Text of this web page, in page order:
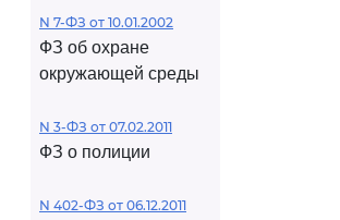
N 7-ФЗ от 10.01.2002
ФЗ об охране
окружающей среды
N 3-ФЗ от 07.02.2011
ФЗ о полиции
N 402-ФЗ от 06.12.2011